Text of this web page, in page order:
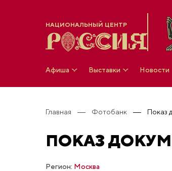
НАЦИОНАЛЬНЫЙ ЦЕНТР
Афиша Выставки Новости
Главная Фотобанк Показ
ПОКАЗ
Регион: Москва